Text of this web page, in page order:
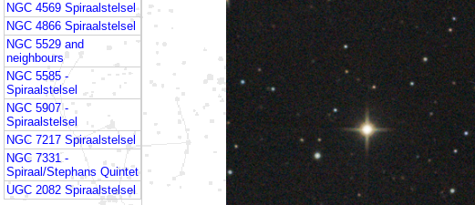
NGC 4569 Spiraalstelsel
NGC 4866 Spiraalstelsel
NGC 5529 and
neighbours
NGC 5585 -
Spiraalstelsel
NGC 5907 -
Spiraalstelsel
NGC 7217 Spiraalstelsel
NGC 7331 -
Spiraal/Stephans Quintet
UGC 2082 Spiraalstelsel